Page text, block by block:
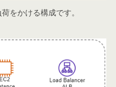
をかける構成です。